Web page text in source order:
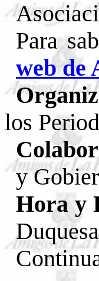
Para
web de
los
y
Hora y